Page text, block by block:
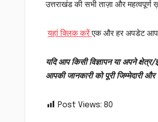
उत्तराखंड की सभी ताज़ा और महत्वपूर्ण
यहां क्लिक करेंएक और हर अपडेट
यदि आप किसी विज्ञापन या अपने
आपकी जानकारी को पूरी जिम्मेदारी
Post Views: 80